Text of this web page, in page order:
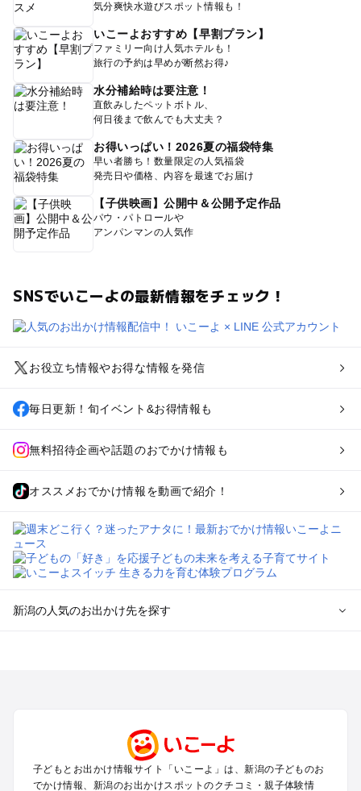
気分爽快水遊びスポット情報も！
いこーよおすすめ【早割プラン】
ファミリー向け人気ホテルも！
旅行の予約は早めが断然お得♪
水分補給時は要注意！
直飲みしたペットボトル、
何日後まで飲んでも大丈夫？
お得いっぱい！2026夏の福袋特集
早い者勝ち！数量限定の人気福袋
発売日や価格、内容を最速でお届け
【子供映画】公開中＆公開予定作品
パウ・パトロールや
アンパンマンの人気作
SNSでいこーよの最新情報をチェック！
お役立ち情報やお得な情報を発信
毎日更新！旬イベント&お得情報も
無料招待企画や話題のおでかけ情報も
オススメおでかけ情報を動画で紹介！
新潟の人気のお出かけ先を探す
越後湯沢・苗場のプールお出かけ
燕・三条・弥彦・岩室のプールお出かけ
南魚沼（六日町）・十日町・松之山・津南のプールお出かけ
子どもとお出かけ情報サイト「いこーよ」は、新潟の子どものお
でかけ情報、新潟のお出かけスポットのクチコミ・親子体験情